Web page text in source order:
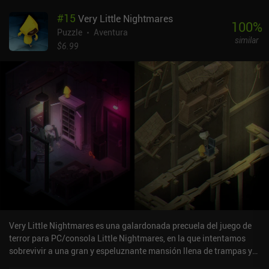
resuelven con un poco de reflexión, y a menudo tenemos que
reiniciar porque nos hemos metido en un callejón sin salida.El
estilo artístico, inspirado en Monument Valley, es bueno en
algunas de las animaciones de nuestro personaje y otros
adversarios pueden parecer un poco caricaturescas y fuera de
lugar. La música minimalista encaja con el estilo artístico, pero el
vago intento de historia del juego no se lleva a cabo de forma muy
eficaz. Aunque no afecta negativamente a la jugabilidad, tampoco
aporta nada.En Android, los dos primeros capítulos de ALTER:
Between Two Worlds son gratuitos, y el resto se desbloquea
mediante un iAP de 1,99 $, que es también el precio inicial del
juego en iOS. Aunque el estilo artístico no es tan detallado y pulido
como el de Monument Valley, los que busquen un juego similar que
ofrezca más desafíos encontrarán aquí mucho que disfrutar.
#15 Very Little Nightmares
Puzzle
Aventura
$6.99
100%
similar
Very Little Nightmares es una galardonada precuela del juego de
terror para PC/consola Little Nightmares, en la que intentamos
sobrevivir a una gran y espeluznante mansión llena de trampas y